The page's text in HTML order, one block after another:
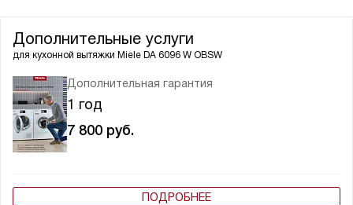
Дополнительные услуги
для кухонной вытяжки Miele DA 6096 W OBSW
Дополнительная гарантия
1 год
7 800 руб.
ПОДРОБНЕЕ